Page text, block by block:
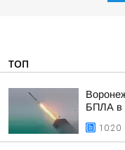
ТОП
БПЛА в
10:20